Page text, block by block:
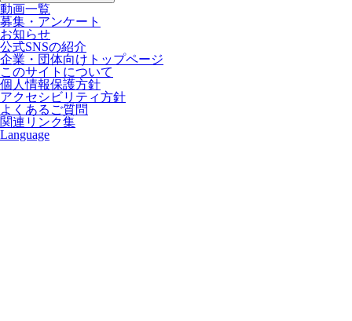
動画一覧
募集・アンケート
お知らせ
公式SNSの紹介
企業・団体向けトップページ
このサイトについて
個人情報保護方針
アクセシビリティ方針
よくあるご質問
関連リンク集
Language